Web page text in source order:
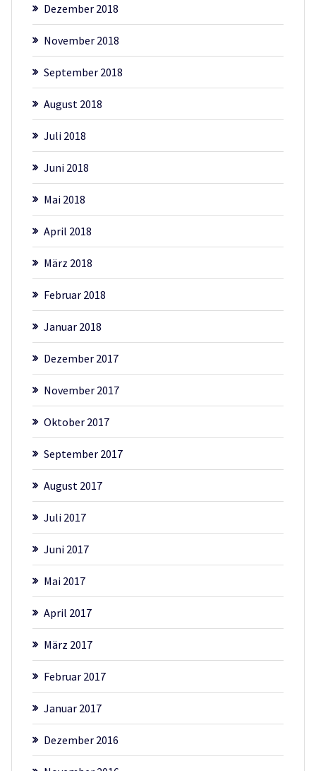
Dezember 2018
November 2018
September 2018
August 2018
Juli 2018
Juni 2018
Mai 2018
April 2018
März 2018
Februar 2018
Januar 2018
Dezember 2017
November 2017
Oktober 2017
September 2017
August 2017
Juli 2017
Juni 2017
Mai 2017
April 2017
März 2017
Februar 2017
Januar 2017
Dezember 2016